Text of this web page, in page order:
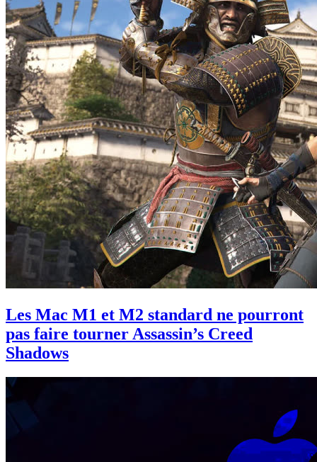
Les Mac M1 et M2 standard ne pourront
pas faire tourner Assassin’s Creed
Shadows